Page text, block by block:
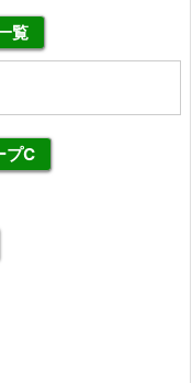
覧
プC